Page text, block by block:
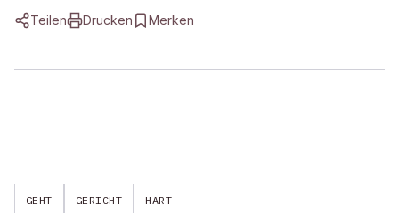
Teilen Drucken Merken
GEHT GERICHT HART